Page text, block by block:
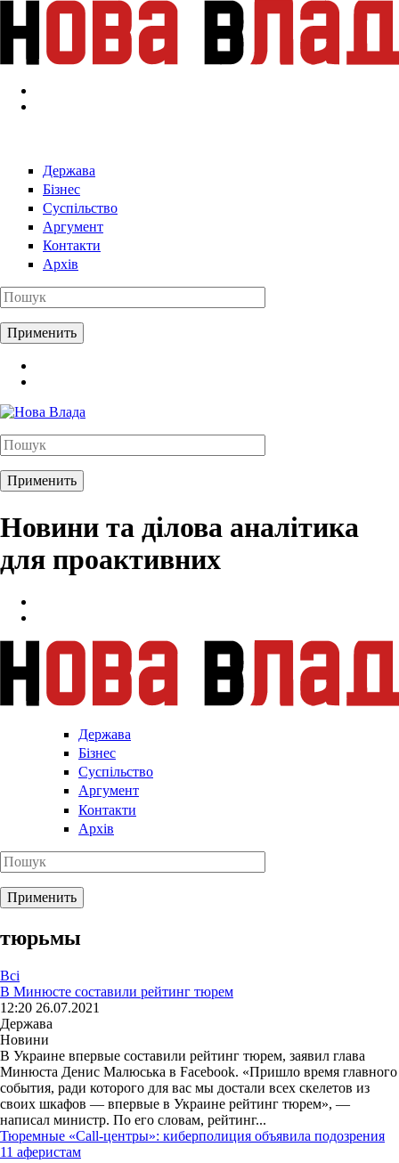
Перейти к основному содержанию
Держава
Бізнес
Суспільство
Аргумент
Контакти
Архів
Новини та ділова аналітика
для проактивних
Держава
Бізнес
Суспільство
Аргумент
Контакти
Архів
тюрьмы
Всі
В Минюсте составили рейтинг тюрем
12:20 26.07.2021
Держава
Новини
В Украине впервые составили рейтинг тюрем, заявил глава
Минюста Денис Малюська в Facebook. «Пришло время главного
события, ради которого для вас мы достали всех скелетов из
своих шкафов — впервые в Украине рейтинг тюрем», —
написал министр. По его словам, рейтинг...
Тюремные «Call-центры»: киберполиция объявила подозрения
11 аферистам